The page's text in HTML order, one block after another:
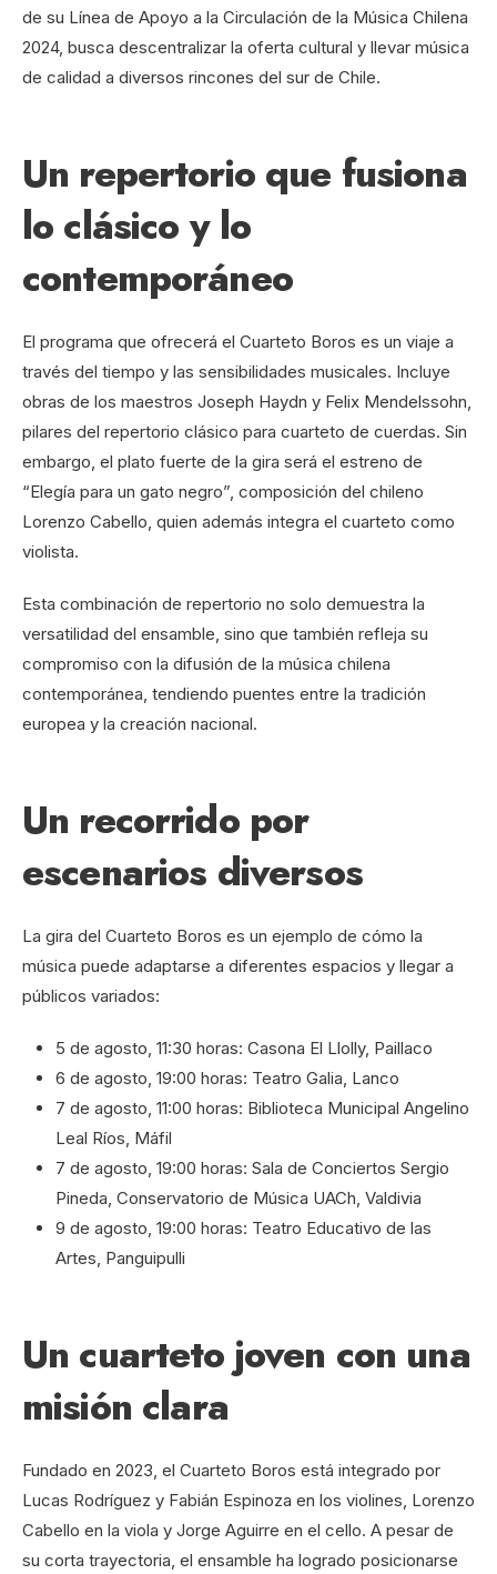
de su Línea de Apoyo a la Circulación de la Música Chilena
2024, busca descentralizar la oferta cultural y llevar música
de calidad a diversos rincones del sur de Chile.
Un repertorio que fusiona
lo clásico y lo
contemporáneo
El programa que ofrecerá el Cuarteto Boros es un viaje a
través del tiempo y las sensibilidades musicales. Incluye
obras de los maestros Joseph Haydn y Felix Mendelssohn,
pilares del repertorio clásico para cuarteto de cuerdas. Sin
embargo, el plato fuerte de la gira será el estreno de
“Elegía para un gato negro”, composición del chileno
Lorenzo Cabello, quien además integra el cuarteto como
violista.
Esta combinación de repertorio no solo demuestra la
versatilidad del ensamble, sino que también refleja su
compromiso con la difusión de la música chilena
contemporánea, tendiendo puentes entre la tradición
europea y la creación nacional.
Un recorrido por
escenarios diversos
La gira del Cuarteto Boros es un ejemplo de cómo la
música puede adaptarse a diferentes espacios y llegar a
públicos variados:
5 de agosto, 11:30 horas: Casona El Llolly, Paillaco
6 de agosto, 19:00 horas: Teatro Galia, Lanco
7 de agosto, 11:00 horas: Biblioteca Municipal Angelino
Leal Ríos, Máfil
7 de agosto, 19:00 horas: Sala de Conciertos Sergio
Pineda, Conservatorio de Música UACh, Valdivia
9 de agosto, 19:00 horas: Teatro Educativo de las
Artes, Panguipulli
Un cuarteto joven con una
misión clara
Fundado en 2023, el Cuarteto Boros está integrado por
Lucas Rodríguez y Fabián Espinoza en los violines, Lorenzo
Cabello en la viola y Jorge Aguirre en el cello. A pesar de
su corta trayectoria, el ensamble ha logrado posicionarse